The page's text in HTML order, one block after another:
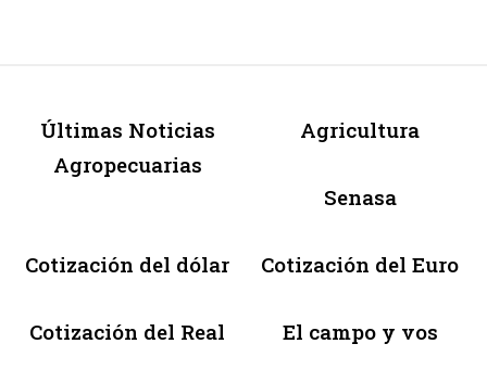
Últimas Noticias
Agropecuarias
Agricultura
Senasa
Cotización del dólar Cotización del Euro
Cotización del Real El campo y vos